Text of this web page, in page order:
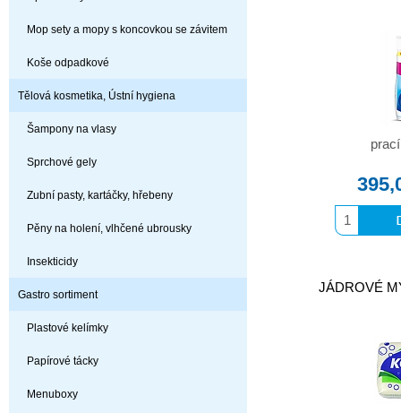
Mop sety a mopy s koncovkou se závitem
Koše odpadkové
Tělová kosmetika, Ústní hygiena
Šampony na vlasy
Sprchové gely
Zubní pasty, kartáčky, hřebeny
Pěny na holení, vlhčené ubrousky
Insekticidy
Gastro sortiment
Plastové kelímky
Papírové tácky
Menuboxy
JÁDROVÉ